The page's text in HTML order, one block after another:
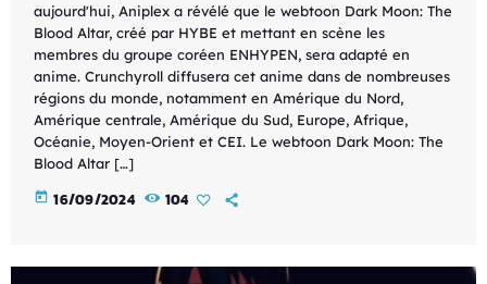
aujourd'hui, Aniplex a révélé que le webtoon Dark Moon: The
Blood Altar, créé par HYBE et mettant en scène les
membres du groupe coréen ENHYPEN, sera adapté en
anime. Crunchyroll diffusera cet anime dans de nombreuses
régions du monde, notamment en Amérique du Nord,
Amérique centrale, Amérique du Sud, Europe, Afrique,
Océanie, Moyen-Orient et CEI. Le webtoon Dark Moon: The
Blood Altar […]
today 16/09/2024 104